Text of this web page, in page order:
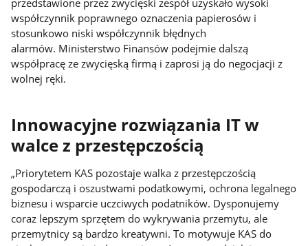
przedstawione przez zwycięski zespół uzyskało wysoki
współczynnik poprawnego oznaczenia papierosów i
stosunkowo niski współczynnik błędnych
alarmów. Ministerstwo Finansów podejmie dalszą
współpracę ze zwycięską firmą i zaprosi ją do negocjacji z
wolnej ręki.
Innowacyjne rozwiązania IT w
walce z przestępczością
„Priorytetem KAS pozostaje walka z przestępczością
gospodarczą i oszustwami podatkowymi, ochrona legalnego
biznesu i wsparcie uczciwych podatników. Dysponujemy
coraz lepszym sprzętem do wykrywania przemytu, ale
przemytnicy są bardzo kreatywni. To motywuje KAS do